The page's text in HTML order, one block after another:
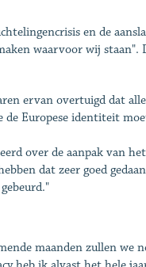
en de
waarvoor wij staan".
ervan overtuigd dat
Europese identiteit
over de aanpak van
dat zeer goed
maanden zullen we